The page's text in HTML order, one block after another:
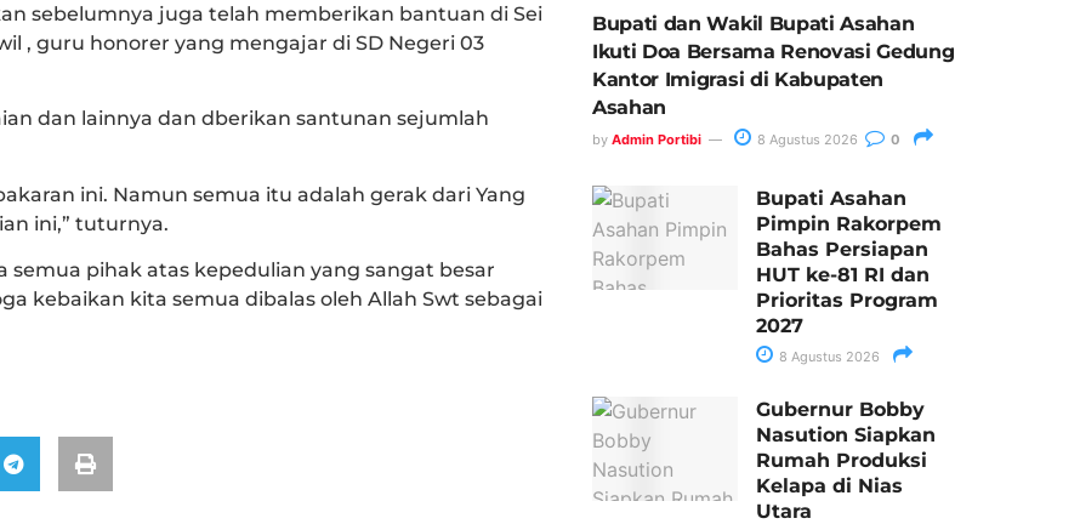
sebelumnya juga telah memberikan bantuan di Sei
, guru honorer yang mengajar di SD Negeri 03
dan lainnya dan dberikan santunan sejumlah
ini. Namun semua itu adalah gerak dari Yang
ini,” tuturnya.
pihak atas kepedulian yang sangat besar
kebaikan kita semua dibalas oleh Allah Swt sebagai
Bupati dan Wakil Bupati Asahan
Ikuti Doa Bersama Renovasi Gedung
Kantor Imigrasi di Kabupaten
Asahan
by Admin Portibi 8 Agustus 2026 0
Bupati Asahan
Pimpin Rakorpem
Bahas Persiapan
HUT ke-81 RI dan
Prioritas Program
2027
8 Agustus 2026
Gubernur Bobby
Nasution Siapkan
Rumah Produksi
Kelapa di Nias
Utara